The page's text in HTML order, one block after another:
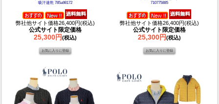
吸汗速乾 785a98172
弊社他サイト価格26,400円(税込)
公式サイト限定価格
25,300円(税込)
710775885
弊社他サイト価格26,400円(税込)
公式サイト限定価格
25,300円(税込)